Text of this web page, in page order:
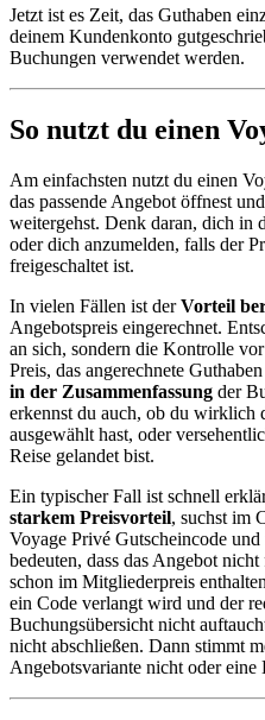
Jetzt ist es Zeit, das Guthaben
deinem Kundenkonto
Buchungen verwendet werden.
So nutzt du einen
Am einfachsten nutzt du einen
das passende Angebot öffnest
weitergehst. Denk daran, dich in
oder dich anzumelden, falls der
freigeschaltet ist.
In vielen Fällen ist derVorteil
Angebotspreis eingerechnet.
an sich, sondern die Kontrolle
Preis, das angerechnete
in der Zusammenfassung der
erkennst du auch, ob du wirklich
ausgewählt hast, oder
Reise gelandet bist.
Ein typischer Fall ist schnell
starkem Preisvorteil, suchst im
Voyage Privé Gutscheincode
bedeuten, dass das Angebot
schon im Mitgliederpreis
ein Code verlangt wird und der
Buchungsübersicht nicht
nicht abschließen. Dann stimmt
Angebotsvariante nicht oder